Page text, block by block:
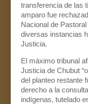
transferencia de las
amparo fue
Nacional de
diversas instancias
Justicia.
El máximo tribunal
Justicia de Chubut
del planteo restante
derecho a la
indígenas, tutelado